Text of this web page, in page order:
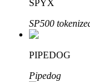
Đầu tư cố định
Tận hưởng
SPYX
SP500
PIPEDOG
Pipedog